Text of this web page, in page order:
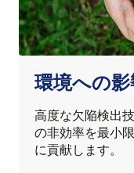
環境への
高度な欠陥検出
の非効率を最小
に貢献します。